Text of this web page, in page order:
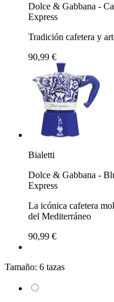
Dolce & Gabbana -
Express
Tradición cafetera y
90,99 €
Bialetti
Dolce & Gabbana -
Express
La icónica cafetera
del Mediterráneo
90,99 €
Tamaño: 6 tazas